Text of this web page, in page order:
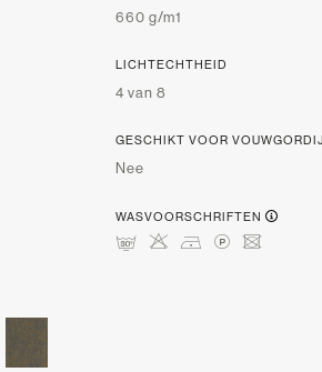
660 g/m1
LICHTECHTHEID
4 van 8
GESCHIKT VOOR
Nee
WASVOORSCHRIFTEN
mHDLU